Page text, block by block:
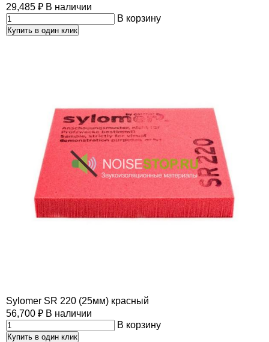
29,485 ₽ В наличии
В корзину
Купить в один клик
Sylomer SR 220 (25мм) красный
56,700 ₽ В наличии
В корзину
Купить в один клик